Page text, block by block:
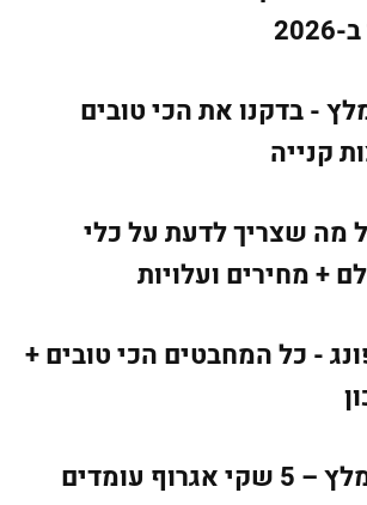
- בדקנו את הכי טובים
קנייה
מה שצריך לדעת על כלי
+ מחירים ועלויות
- כל המחבטים הכי טובים +
שק אגרוף מומלץ – 5 שקי אגרוף עומדים